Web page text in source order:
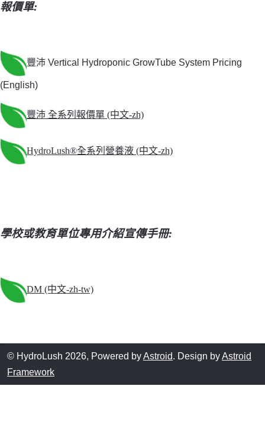
報價單:
豐沛 Vertical Hydroponic GrowTube System Pricing
(English)
豐沛 全系列報價單 (中文-zh)
HydroLush®全系列營養液 (中文-zh)
學校或教育單位專用介紹宣傳手冊:
DM (中文-zh-tw)
© HydroLush 2026, Powered byAstroid. Design byAstroid
Framework